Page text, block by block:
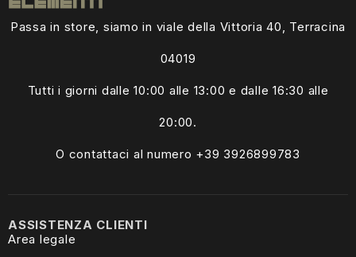
Passa in store, siamo in viale della Vittoria 40, Terracina
04019
Tutti i giorni dalle10:00 alle 13:00 e dalle 16:30 alle
20:00.
O contattaci al numero +39 3926899783
ASSISTENZA CLIENTI
Area legale